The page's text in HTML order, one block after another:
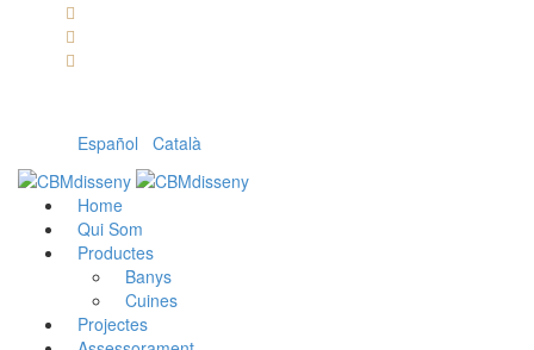
Español Català
Home
Qui Som
Productes
Banys
Cuines
Projectes